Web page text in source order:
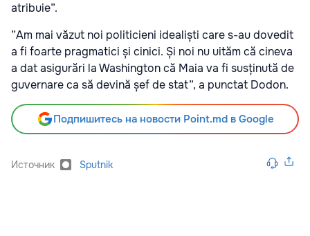
atribuie”.
”Am mai văzut noi politicieni idealiști care s-au dovedit
a fi foarte pragmatici și cinici. Și noi nu uităm că cineva
a dat asigurări la Washington că Maia va fi susținută de
guvernare ca să devină șef de stat”, a punctat Dodon.
Подпишитесь на новости Point.md в Google
Источник Sputnik